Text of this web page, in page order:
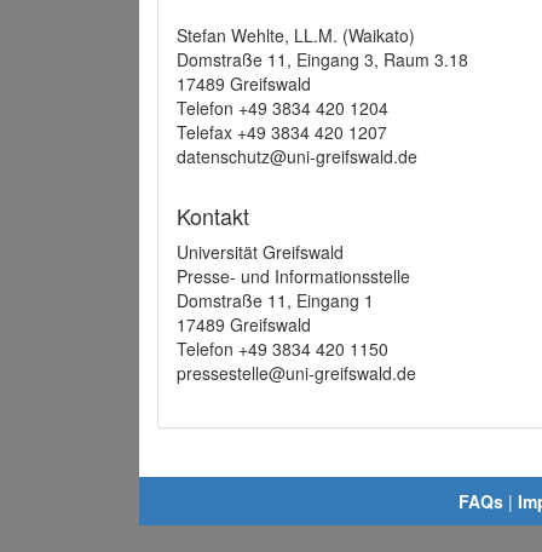
Stefan Wehlte, LL.M. (Waikato)
Domstraße 11, Eingang 3, Raum 3.18
17489 Greifswald
Telefon +49 3834 420 1204
Telefax +49 3834 420 1207
datenschutz@uni-greifswald.de
Kontakt
Universität Greifswald
Presse- und Informationsstelle
Domstraße 11, Eingang 1
17489 Greifswald
Telefon +49 3834 420 1150
pressestelle@uni-greifswald.de
FAQs |